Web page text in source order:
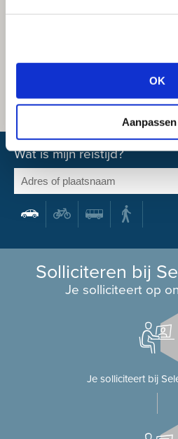
OK
Aanpassen
Wat is mijn reistijd?
Solliciteren bij
Je solliciteert op
Je solliciteert bij